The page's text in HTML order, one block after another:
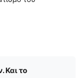
Και το